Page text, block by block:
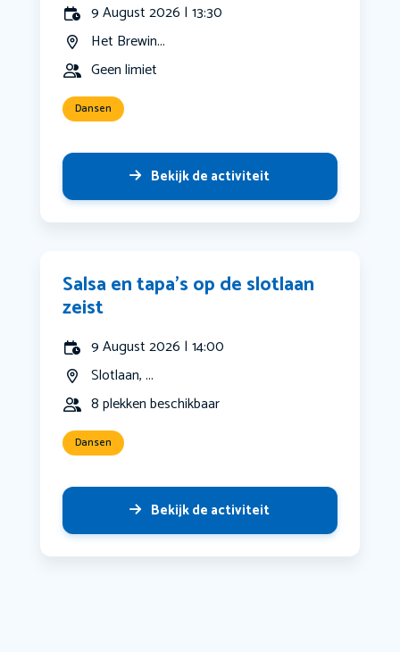
9 August 2026 | 13:30
Het Brewin...
Geen limiet
Dansen
Bekijk de activiteit
Salsa en tapa’s op de slotlaan
zeist
9 August 2026 | 14:00
Slotlaan, ...
8 plekken beschikbaar
Dansen
Bekijk de activiteit